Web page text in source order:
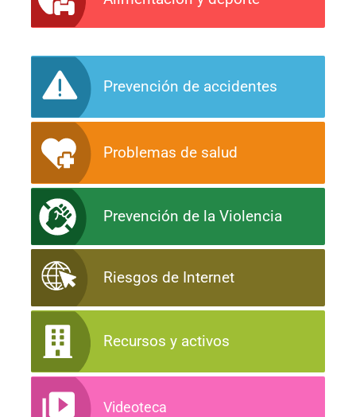
Prevención de accidentes
Problemas de salud
Prevención de la Violencia
Riesgos de Internet
Recursos y activos
Videoteca